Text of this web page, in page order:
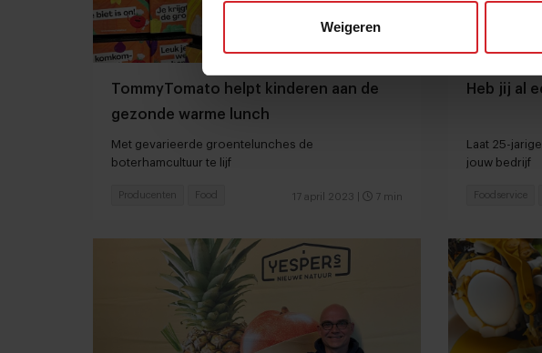
Weigeren
TommyTomato helpt kinderen aan de
gezonde warme lunch
Met gevarieerde groentelunches de
boterhamcultuur te lijf
17 april 2023 7 min
Producenten Food
Heb jij al
Laat 25-
jouw bedrijf
Foodservice